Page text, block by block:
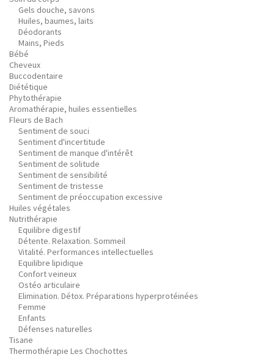
Gels douche, savons
Huiles, baumes, laits
Déodorants
Mains, Pieds
Bébé
Cheveux
Buccodentaire
Diététique
Phytothérapie
Aromathérapie, huiles essentielles
Fleurs de Bach
Sentiment de souci
Sentiment d'incertitude
Sentiment de manque d'intérêt
Sentiment de solitude
Sentiment de sensibilité
Sentiment de tristesse
Sentiment de préoccupation excessive
Huiles végétales
Nutrithérapie
Equilibre digestif
Détente. Relaxation. Sommeil
Vitalité. Performances intellectuelles
Equilibre lipidique
Confort veineux
Ostéo articulaire
Elimination. Détox. Préparations hyperprotéinées
Femme
Enfants
Défenses naturelles
Tisane
Thermothérapie Les Chochottes